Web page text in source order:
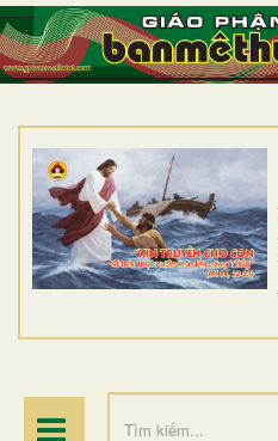
TRANG NHẤT
GIỚI THIỆU
DÒNG TU
BAN MỤC VỤ
ĐOÀN THỂ CG